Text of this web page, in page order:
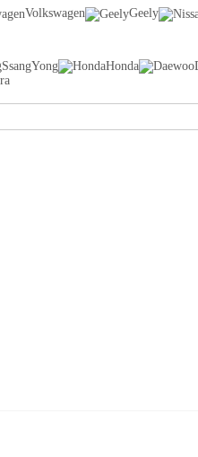
Volkswagen Geely
SsangYong Honda